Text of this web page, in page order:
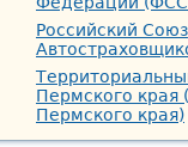
Российский Союз
Пермского
Пермского края)